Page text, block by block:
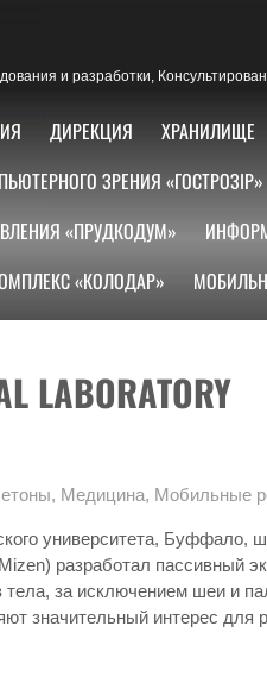
и разработки,
ДИРЕКЦИЯ ХРАНИЛИЩЕ
ЗРЕНИЯ «ГОСТРОЗІР»
«ПРУДКОДУМ»
«КОЛОДАР»
LABORATORY
, Медицина, Мобильные
университета, Буффало,
разработал пассивный
за исключением шеи и
интерес для